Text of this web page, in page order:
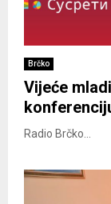
Brčko
Vijeće
Radio Brčko...